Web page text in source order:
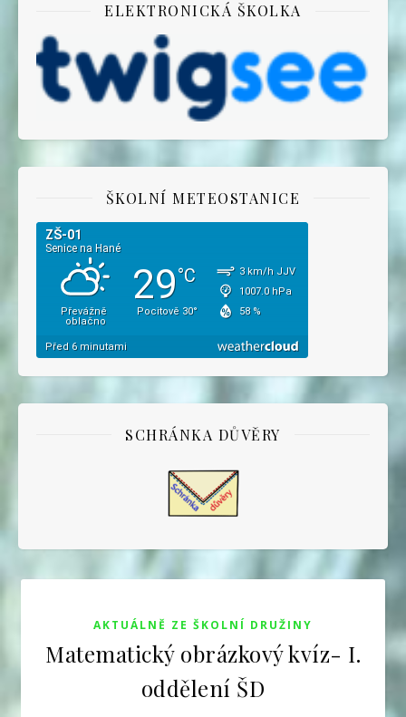
ELEKTRONICKÁ ŠKOLKA
ŠKOLNÍ METEOSTANICE
SCHRÁNKA DŮVĚRY
AKTUÁLNĚ ZE ŠKOLNÍ DRUŽINY
Matematický obrázkový kvíz- I.
oddělení ŠD